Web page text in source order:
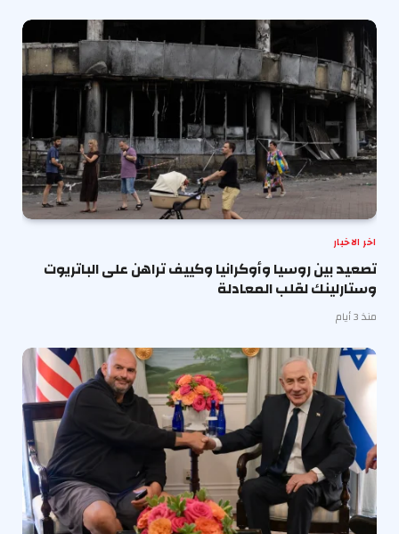
اخر الاخبار
تصعيد بين روسيا وأوكرانيا وكييف تراهن على الباتريوت
وستارلينك لقلب المعادلة
منذ 3 أيام